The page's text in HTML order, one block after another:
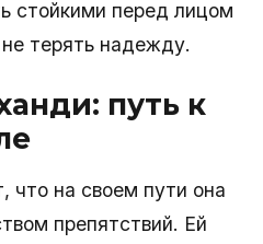
стойкими перед лицом
терять надежду.
путь к
что на своем пути она
препятствий. Ей